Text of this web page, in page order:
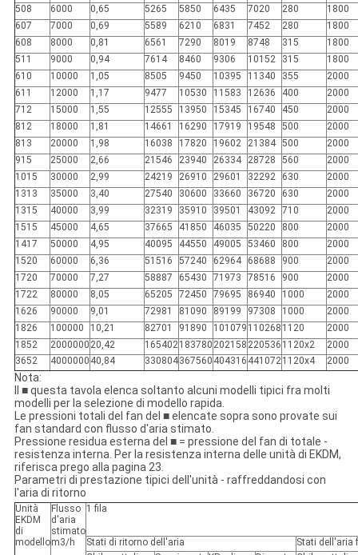
508
6000 0,65 5265 5850 6435 7020 280
1800
607
7000 0,69 5589 6210 6831 7452 280
1800
608
8000 0,81 6561 7290 8019 8748 315
1800
511
9000 0,94 7614 8460 9306 10152 315
1800
610
10000 1,05 8505 9450 10395 11340 355
2000
611
12000 1,17 9477 10530 11583 12636 400
2000
712
15000 1,55 12555 13950 15345 16740 450
2000
812
18000 1,81 14661 16290 17919 19548 500
2000
813
20000 1,98 16038 17820 19602 21384 500
2000
915
25000 2,66 21546 23940 26334 28728 560
2000
1015
30000 2,99 24219 26910 29601 32292 630
2000
1313
35000 3,40 27540 30600 33660 36720 630
2000
1315
40000 3,99 32319 35910 39501 43092 710
2000
1515
45000 4,65 37665 41850 46035 50220 800
2000
1417
50000 4,95 40095 44550 49005 53460 800
2000
1520
60000 6,36 51516 57240 62964 68688 900
2000
1720
70000 7,27 58887 65430 71973 78516 900
2000
1722
80000 8,05 65205 72450 79695 86940 1000
2000
1626
90000 9,01 72981 81090 89199 97308 1000
2000
1826
100000 10,21 82701 91890 101079 110268 1120
2000
1852
2000000 20,42 165402183780 202158 220536 1120x2
2000
3652
4000000 40,84 330804367560 404316 4410721120x4 2000
Nota:
Il ■ questa tavola elenca soltanto alcuni modelli tipici fra molti
modelli per la selezione di modello rapida.
Le pressioni totali del fan del ■ elencate sopra sono provate sui
fan standard con flusso d'aria stimato.
Pressione residua esterna del ■ = pressione del fan di totale -
resistenza interna. Per la resistenza interna delle unità di EKDM,
riferisca prego alla pagina 23.
Parametri di prestazione tipici dell'unità - raffreddandosi con
l'aria di ritorno
Unità
EKDM
di
modello
Flusso
d'aria
stimato
m3/h
1 fila
Stati di ritorno dell'aria
Stati dell'aria